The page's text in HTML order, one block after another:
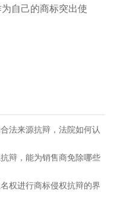
自己的商标突出使
法来源抗辩，法院如何认
辩，能为销售商免除哪些
权进行商标侵权抗辩的界